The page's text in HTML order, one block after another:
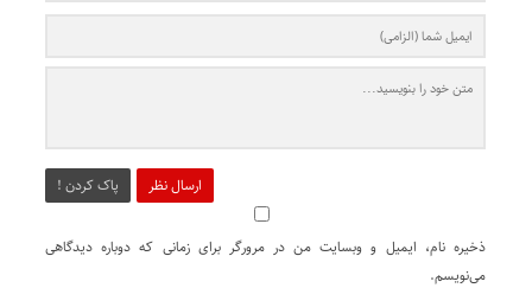
ارسال نظر پاک کردن !
ذخیره نام، ایمیل و وبسایت من در مرورگر برای زمانی که دوباره دیدگاهی
می‌نویسم.